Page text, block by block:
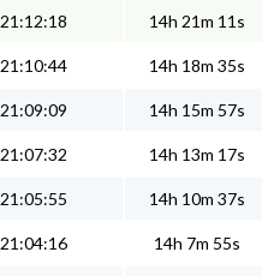
21:12:18 14h 21m 11s
21:10:44 14h 18m 35s
21:09:09 14h 15m 57s
21:07:32 14h 13m 17s
21:05:55 14h 10m 37s
21:04:16 14h 7m 55s